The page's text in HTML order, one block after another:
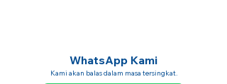
WhatsApp Kami
Kami akan balas dalam masa tersingkat.